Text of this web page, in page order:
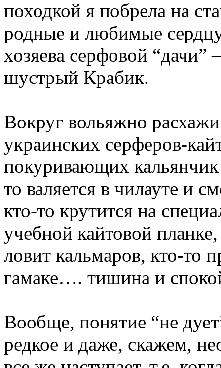
походкой я побрела на
родные и любимые
хозяева серфовой
шустрый Крабик.
Вокруг вольяжно
украинских серферов-
покуривающих
то валяется в чилауте и
кто-то крутится на
учебной кайтовой
ловит кальмаров, кто-то
гамаке…. тишина и
Вообще, понятие “не
редкое и даже, скажем,